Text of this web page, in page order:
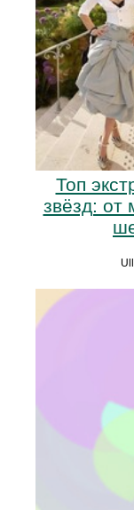
Топ
звёзд: от